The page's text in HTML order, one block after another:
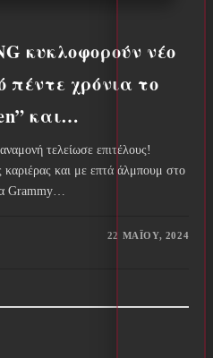
κυκλοφορούν νέο
πέντε χρόνια το
και…
τελείωσε επιτέλους!
καριέρας και με επτά άλμπουμ στο
Grammy…
22 ΜΑΪ́ΟΥ, 2024